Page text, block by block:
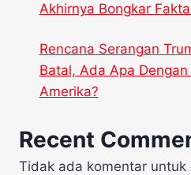
Akhirnya Bongkar
Rencana Serangan
Batal, Ada Apa
Amerika?
Recent
Tidak ada komentar untuk